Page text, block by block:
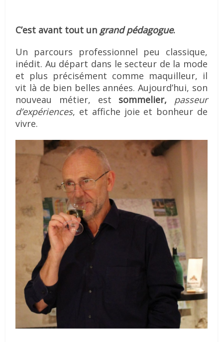
C’est avant tout un grand pédagogue.
Un parcours professionnel peu classique,
inédit. Au départ dans le secteur de la mode
et plus précisément comme maquilleur, il
vit là de bien belles années. Aujourd’hui, son
nouveau métier, est sommelier, passeur
d’expériences, et affiche joie et bonheur de
vivre.